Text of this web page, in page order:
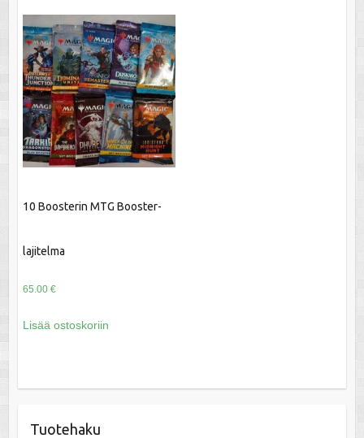
10 Boosterin MTG Booster-
lajitelma
65.00 €
Lisää ostoskoriin
Tuotehaku